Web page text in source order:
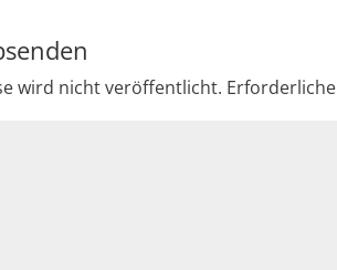
wird nicht veröffentlicht.